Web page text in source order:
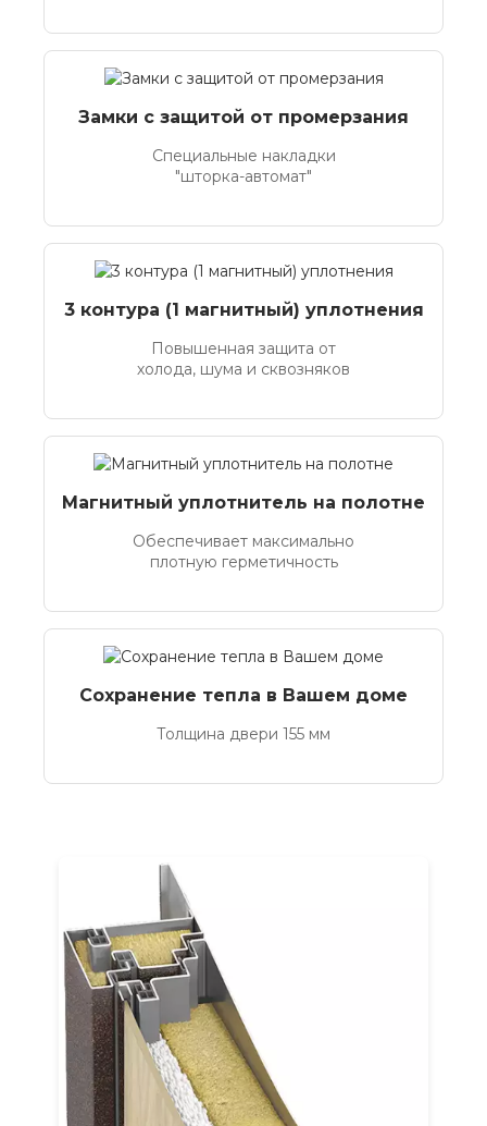
Замки с защитой от промерзания
Специальные накладки
"шторка-автомат"
3 контура (1 магнитный) уплотнения
Повышенная защита от
холода, шума и сквозняков
Магнитный уплотнитель на полотне
Обеспечивает максимально
плотную герметичность
Сохранение тепла в Вашем доме
Толщина двери 155 мм